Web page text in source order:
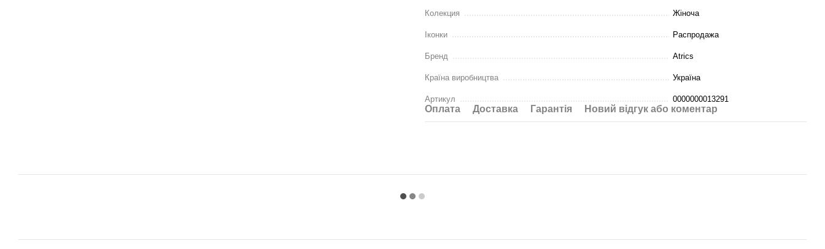
Колекция Жіноча
Іконки Распродажа
Бренд Atrics
Країна виробництва Україна
Артикул 0000000013291
Оплата Доставка Гарантія Новий відгук або коментар